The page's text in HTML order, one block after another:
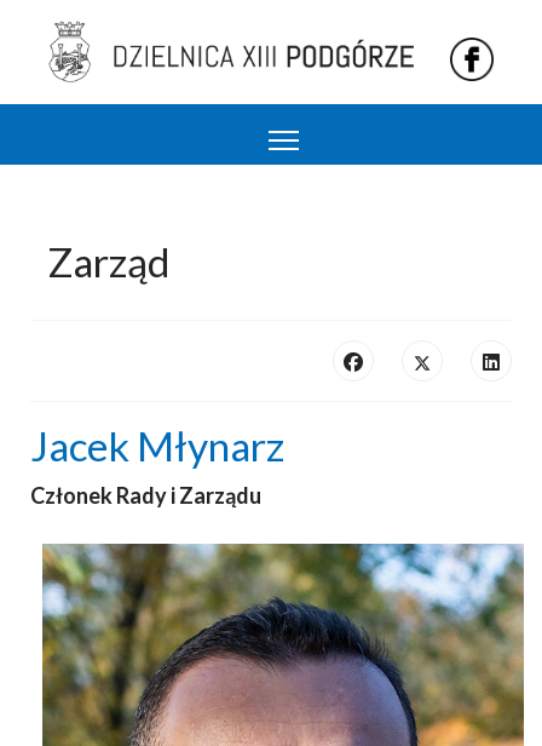
Podgórze 13 dzielnica Krakowa
Zarząd
Jacek Młynarz
Członek Rady i Zarządu